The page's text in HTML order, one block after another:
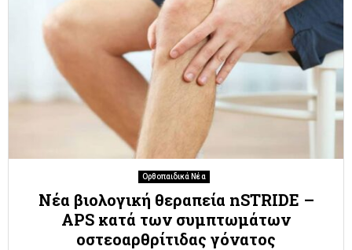
Ορθοπαιδικά Νέα
Νέα βιολογική θεραπεία nSTRIDE –
APS κατά των συμπτωμάτων
οστεοαρθρίτιδας γόνατος